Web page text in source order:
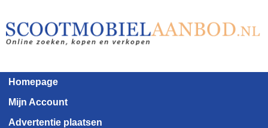
Homepage
Mijn Account
Advertentie plaatsen